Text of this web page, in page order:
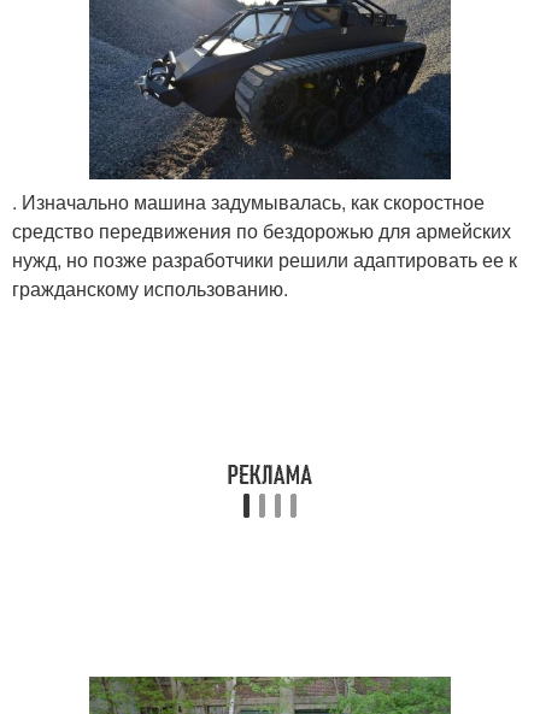
. Изначально машина задумывалась, как скоростное
средство передвижения по бездорожью для армейских
нужд, но позже разработчики решили адаптировать ее к
гражданскому использованию.